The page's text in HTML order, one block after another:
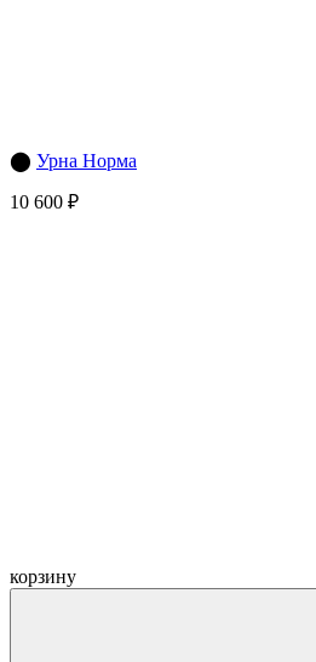
⬤ Урна Норма
10 600 ₽
корзину